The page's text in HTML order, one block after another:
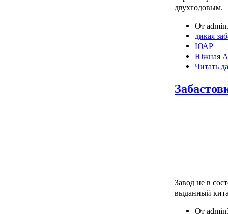
двухгодовым.
От
дикая
ЮАР
Южная
Читать
Завод не в
выданный
От